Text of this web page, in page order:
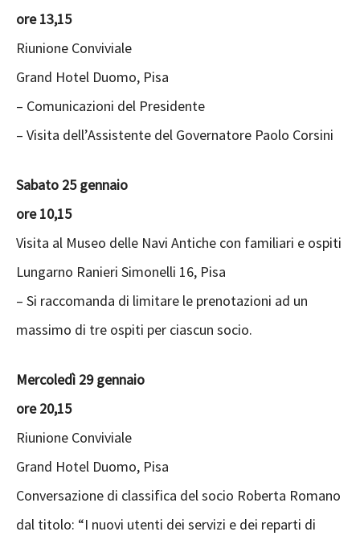
ore 13,15
Riunione Conviviale
Grand Hotel Duomo, Pisa
– Comunicazioni del Presidente
– Visita dell’Assistente del Governatore Paolo Corsini
Sabato 25 gennaio
ore 10,15
Visita al Museo delle Navi Antiche con familiari e ospiti
Lungarno Ranieri Simonelli 16, Pisa
– Si raccomanda di limitare le prenotazioni ad un
massimo di tre ospiti per ciascun socio.
Mercoledì 29 gennaio
ore 20,15
Riunione Conviviale
Grand Hotel Duomo, Pisa
Conversazione di classifica del socio Roberta Romano
dal titolo: “I nuovi utenti dei servizi e dei reparti di